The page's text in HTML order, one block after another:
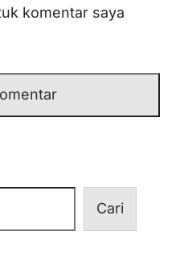
komentar saya
Cari